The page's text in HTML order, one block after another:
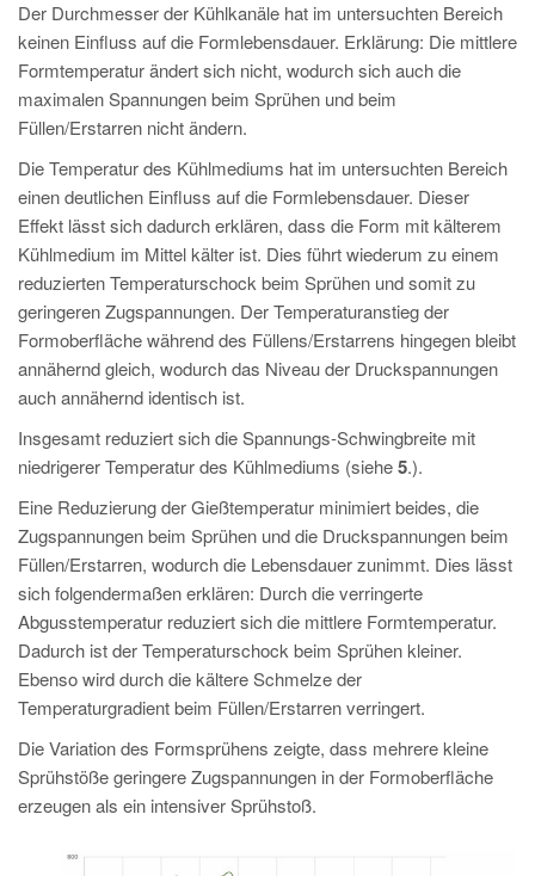
Der Durchmesser der Kühlkanäle hat im untersuchten Bereich
keinen Einfluss auf die Formlebensdauer. Erklärung: Die mittlere
Formtemperatur ändert sich nicht, wodurch sich auch die
maximalen Spannungen beim Sprühen und beim
Füllen/Erstarren nicht ändern.
Die Temperatur des Kühlmediums hat im untersuchten Bereich
einen deutlichen Einfluss auf die Formlebensdauer. Dieser
Effekt lässt sich dadurch erklären, dass die Form mit kälterem
Kühlmedium im Mittel kälter ist. Dies führt wiederum zu einem
reduzierten Temperaturschock beim Sprühen und somit zu
geringeren Zugspannungen. Der Temperaturanstieg der
Formoberfläche während des Füllens/Erstarrens hingegen bleibt
annähernd gleich, wodurch das Niveau der Druckspannungen
auch annähernd identisch ist.
Insgesamt reduziert sich die Spannungs-Schwingbreite mit
niedrigerer Temperatur des Kühlmediums (siehe5.).
Eine Reduzierung der Gießtemperatur minimiert beides, die
Zugspannungen beim Sprühen und die Druckspannungen beim
Füllen/Erstarren, wodurch die Lebensdauer zunimmt. Dies lässt
sich folgendermaßen erklären: Durch die verringerte
Abgusstemperatur reduziert sich die mittlere Formtemperatur.
Dadurch ist der Temperaturschock beim Sprühen kleiner.
Ebenso wird durch die kältere Schmelze der
Temperaturgradient beim Füllen/Erstarren verringert.
Die Variation des Formsprühens zeigte, dass mehrere kleine
Sprühstöße geringere Zugspannungen in der Formoberfläche
erzeugen als ein intensiver Sprühstoß.